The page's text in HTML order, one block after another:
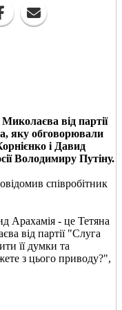
від партії
яку обговорювали
і Давид
Володимиру Путіну.
співробітник
Арахамія - це Тетяна
від партії "Слуга
її думки та
з цього приводу?",